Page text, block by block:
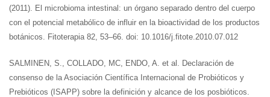
(2011). El microbioma intestinal: un órgano separado dentro del cuerpo
con el potencial metabólico de influir en la bioactividad de los productos
botánicos. Fitoterapia 82, 53–66. doi: 10.1016/j.fitote.2010.07.012
SALMINEN, S., COLLADO, MC, ENDO, A. et al. Declaración de
consenso de la Asociación Científica Internacional de Probióticos y
Prebióticos (ISAPP) sobre la definición y alcance de los posbióticos.